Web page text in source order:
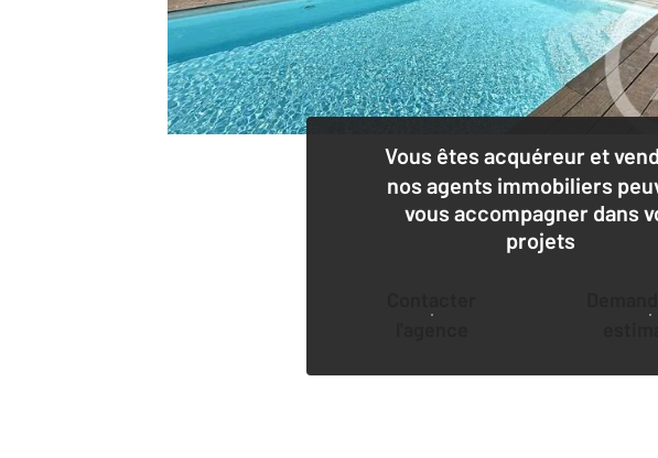
Vous êtes acquéreur et
nos agents immobiliers
vous accompagner dans
projets